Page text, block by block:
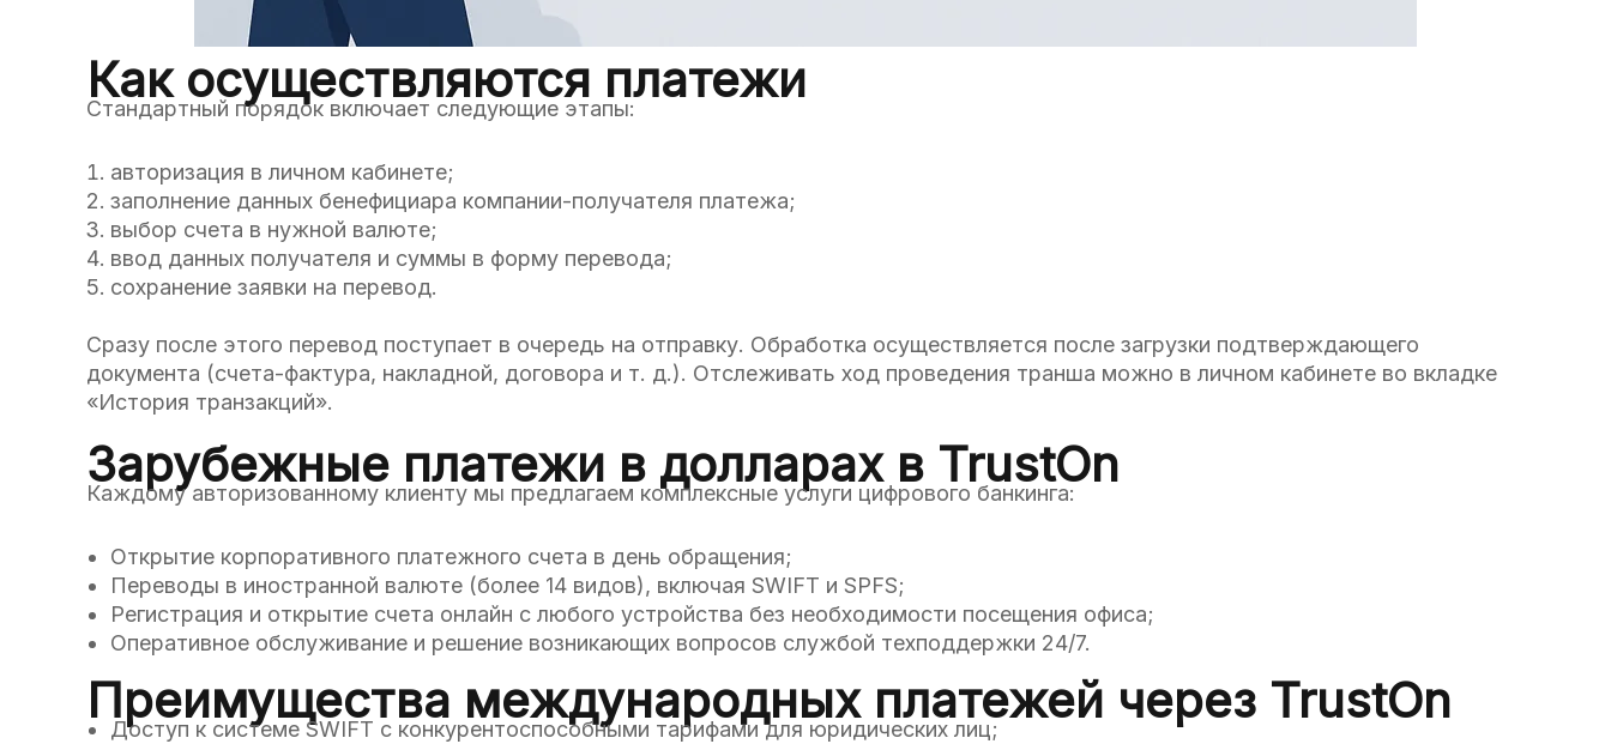
Как осуществляются платежи
Стандартный порядок включает следующие этапы:
авторизация в личном кабинете;
заполнение данных бенефициара компании-получателя платежа;
выбор счета в нужной валюте;
ввод данных получателя и суммы в форму перевода;
сохранение заявки на перевод.
Сразу после этого перевод поступает в очередь на отправку. Обработка осуществляется после загрузки подтверждающего
документа (счета-фактура, накладной, договора и т. д.). Отслеживать ход проведения транша можно в личном кабинете во вкладке
«История транзакций».
Зарубежные платежи в долларах в TrustOn
Каждому авторизованному клиенту мы предлагаем комплексные услуги цифрового банкинга:
Открытие корпоративного платежного счета в день обращения;
Переводы в иностранной валюте (более 14 видов), включая SWIFT и SPFS;
Регистрация и открытие счета онлайн с любого устройства без необходимости посещения офиса;
Оперативное обслуживание и решение возникающих вопросов службой техподдержки 24/7.
Преимущества международных платежей через TrustOn
Доступ к системе SWIFT с конкурентоспособными тарифами для юридических лиц;